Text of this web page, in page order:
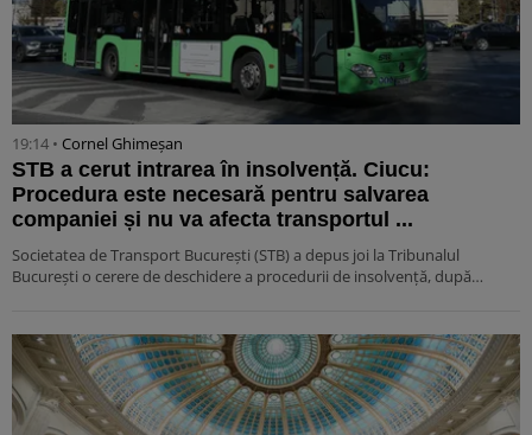
19:14 • Cornel Ghimeșan
STB a cerut intrarea în insolvență. Ciucu:
Procedura este necesară pentru salvarea
companiei și nu va afecta transportul ...
Societatea de Transport București (STB) a depus joi la Tribunalul
București o cerere de deschidere a procedurii de insolvență, după…